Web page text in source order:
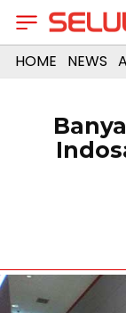
HOME NEWS